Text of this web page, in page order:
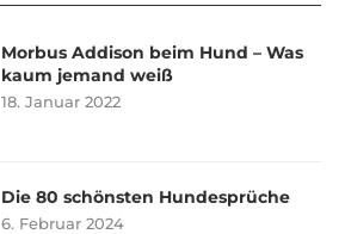
Morbus Addison beim Hund – Was
kaum jemand weiß
18. Januar 2022
Die 80 schönsten Hundesprüche
6. Februar 2024